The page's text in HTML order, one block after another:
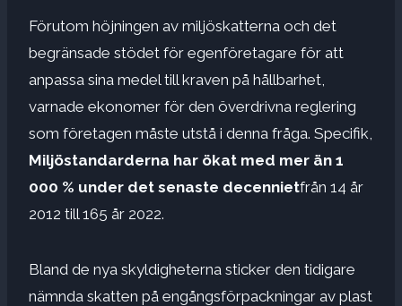
Förutom höjningen av miljöskatterna och det
begränsade stödet för egenföretagare för att
anpassa sina medel till kraven på hållbarhet,
varnade ekonomer för den överdrivna reglering
som företagen måste utstå i denna fråga. Specifik,
Miljöstandarderna har ökat med mer än 1
000 % under det senaste decennietfrån 14 år
2012 till 165 år 2022.
Bland de nya skyldigheterna sticker den tidigare
nämnda skatten på engångsförpackningar av plast